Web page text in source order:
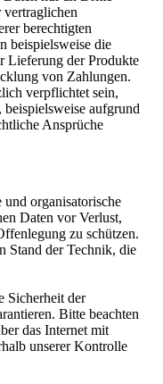
berechtigten
beispielsweise die
Lieferung der Produkte
von Zahlungen.
verpflichtet sein,
beispielsweise aufgrund
Ansprüche
und organisatorische
Daten vor Verlust,
zu schützen.
Stand der Technik, die
Sicherheit der
Bitte beachten
das Internet mit
unserer Kontrolle